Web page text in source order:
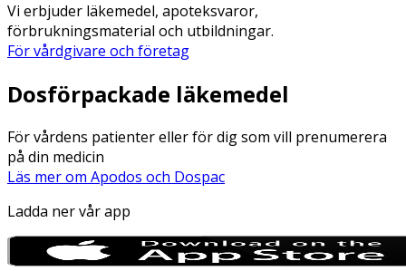
Vi erbjuder läkemedel, apoteksvaror,
förbrukningsmaterial och utbildningar.
För vårdgivare och företag
Dosförpackade läkemedel
För vårdens patienter eller för dig som vill prenumerera
på din medicin
Läs mer om Apodos och Dospac
Ladda ner vår app